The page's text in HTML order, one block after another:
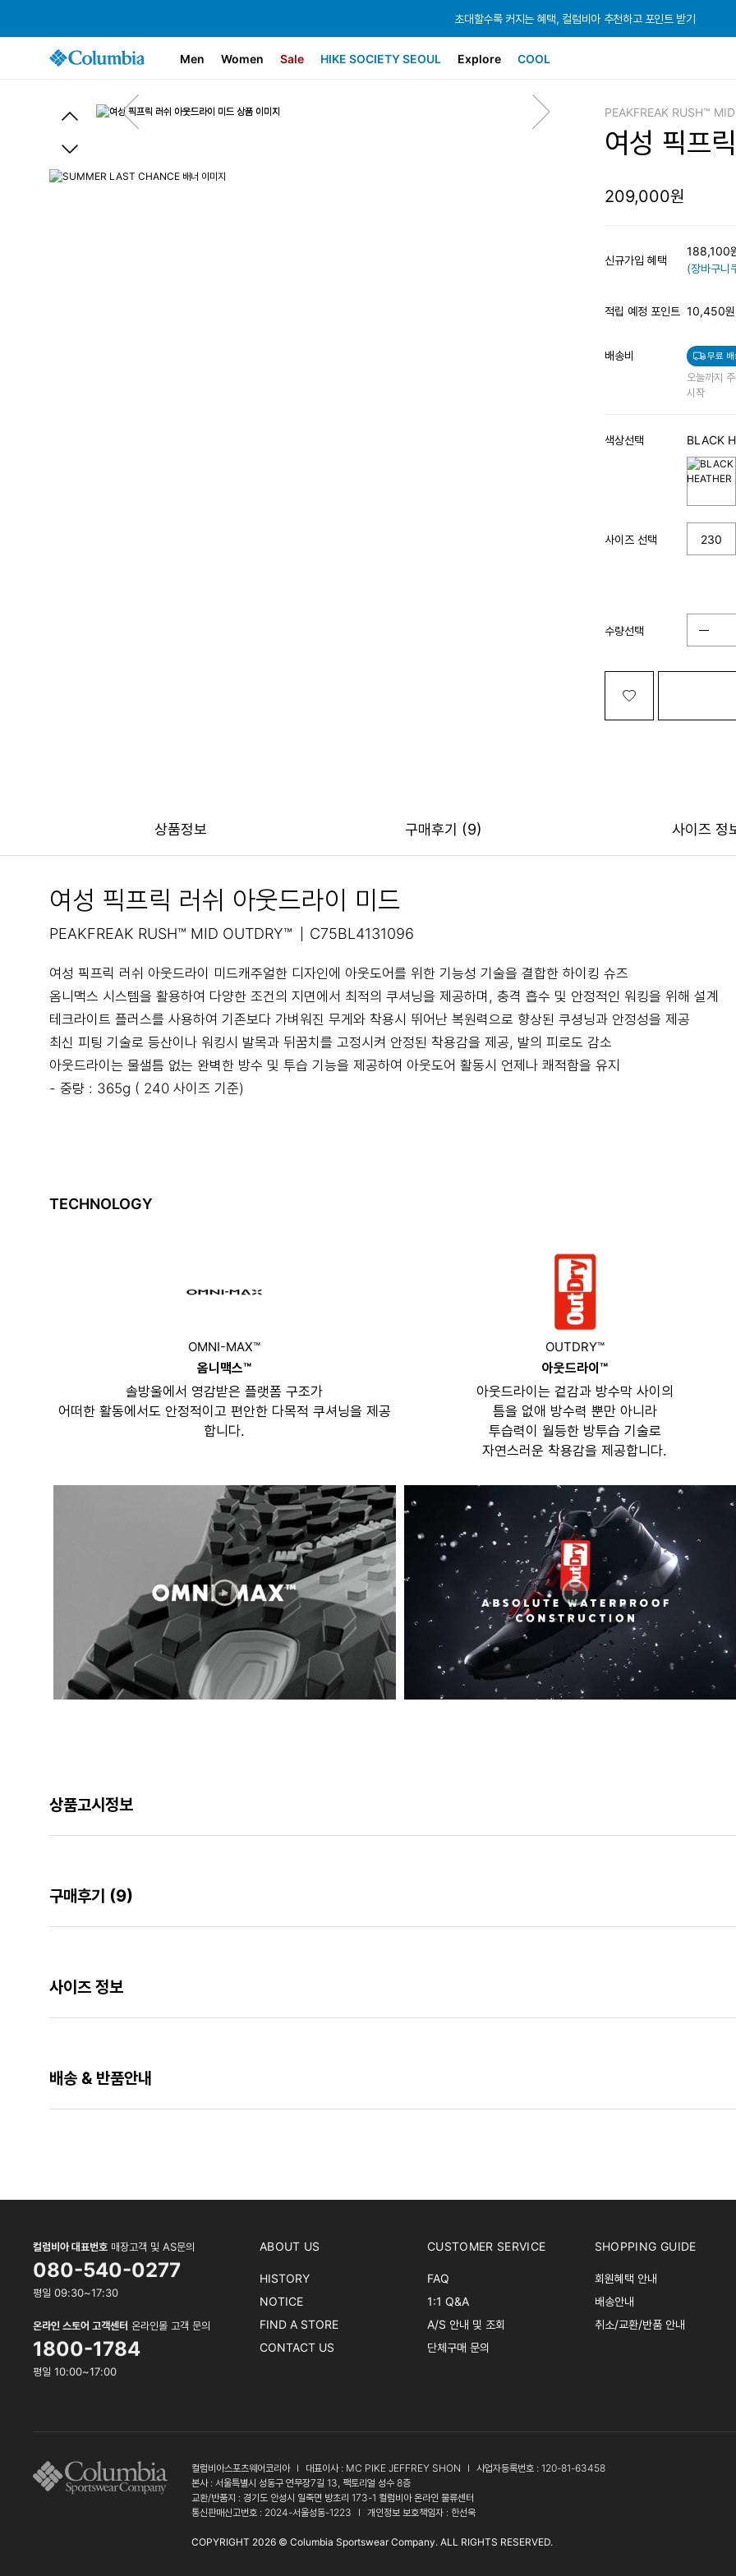
초대할수록 커지는 혜택, 컬럼비아 추천하고 포인트 받기
초대할수록 커지는 혜택, 컬럼비아 추천하고 포인트 받기
초대할수록 커지는 혜택, 컬럼비아 추천하고 포인트 받기
Men Women Sale HIKE SOCIETY SEOUL Explore COOL
PEAKFREAK RUSH™
여성 픽프
209,000원
신규가입 혜택
188,100
(장바구니
적립 예정 포인트 10,450원
배송비 무료 배
오늘까지
시작
색상선택 BLACK
사이즈 선택 230
수량선택
상품정보 구매후기 (9) 사이즈 정
여성 픽프릭 러쉬 아웃드라이 미드
PEAKFREAK RUSH™ MID OUTDRY™ C75BL4131096
여성 픽프릭 러쉬 아웃드라이 미드캐주얼한 디자인에 아웃도어를 위한 기능성 기술을 결합한 하이킹 슈즈
옴니맥스 시스템을 활용하여 다양한 조건의 지면에서 최적의 쿠셔닝을 제공하며, 충격 흡수 및 안정적인 워킹을 위해 설계
테크라이트 플러스를 사용하여 기존보다 가벼워진 무게와 착용시 뛰어난 복원력으로 향상된 쿠셩닝과 안정성을 제공
최신 피팅 기술로 등산이나 워킹시 발목과 뒤꿈치를 고정시켜 안정된 착용감을 제공, 발의 피로도 감소
아웃드라이는 물샐틈 없는 완벽한 방수 및 투습 기능을 제공하여 아웃도어 활동시 언제나 쾌적함을 유지
- 중량 : 365g ( 240 사이즈 기준)
TECHNOLOGY
OMNI-MAX™
옴니맥스™
솔방울에서 영감받은 플랫폼 구조가
어떠한 활동에서도 안정적이고 편안한 다목적 쿠셔닝을 제공
합니다.
OUTDRY™
아웃드라이™
아웃드라이는 겉감과 방수막 사이의
틈을 없애 방수력 뿐만 아니라
투습력이 월등한 방투습 기술로
자연스러운 착용감을 제공합니다.
상품고시정보
구매후기 (9)
사이즈 정보
배송 & 반품안내
컬럼비아 대표번호 매장고객 및 AS문의
080-540-0277
평일 09:30~17:30
온라인 스토어 고객센터 온라인몰 고객 문의
1800-1784
평일 10:00~17:00
ABOUT US
HISTORY
NOTICE
FIND A STORE
CONTACT US
CUSTOMER SERVICE
FAQ
1:1 Q&A
A/S 안내 및 조회
단체구매 문의
SHOPPING GUIDE
회원혜택 안내
배송안내
취소/교환/반품 안내
컬럼비아스포츠웨어코리아 l 대표이사 : MC PIKE JEFFREY SHON l
사업자등록번호 : 120-81-63458
본사 : 서울특별시 성동구 연무장7길 13, 팩토리얼 성수 8층
교환/반품지 : 경기도 안성시 일죽면 방초리 173-1 컬럼비아 온라인 물류센터
통신판매신고번호 : 2024-서울성동-1223
l 개인정보 보호책임자 : 한선욱
COPYRIGHT 2026 © Columbia Sportswear Company. ALL RIGHTS RESERVED.